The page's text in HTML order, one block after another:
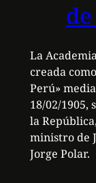
La
creada
Perú»
18/02/1905,
la
ministro de
Jorge Polar.